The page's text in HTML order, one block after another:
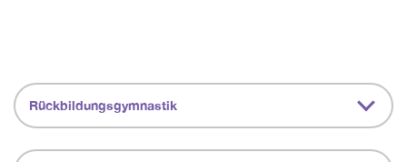
Rückbildungsgymnastik